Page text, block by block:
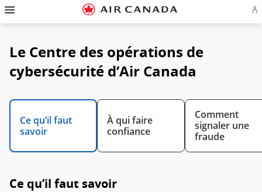
Passez
la
Passer
la
Passer
contenu
Passez
champ
Passer
liens
page
Passer
plan
Passer
Pour
Le Centre des opérations de
cybersécurité d’Air Canada
Ce qu’il faut
savoir
À qui faire
confiance
Comment
signaler une
fraude
Ce qu’il faut savoir